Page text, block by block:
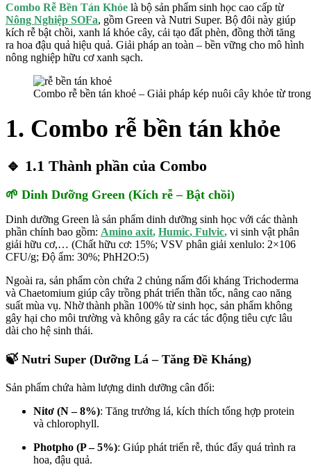
Combo Rễ Bền Tán Khỏe là bộ sản phẩm sinh học cao cấp từ
Nông Nghiệp SOFa, gồm Green và Nutri Super. Bộ đôi này giúp
kích rễ bật chồi, xanh lá khỏe cây, cải tạo đất phèn, đồng thời tăng
ra hoa đậu quả hiệu quả. Giải pháp an toàn – bền vững cho mô hình
nông nghiệp hữu cơ xanh sạch.
Combo rễ bền tán khoẻ – Giải pháp kép nuôi cây khỏe từ
1. Combo rễ bền tán khỏe
🔹 1.1 Thành phần của Combo
🌱 Dinh Dưỡng Green (Kích rễ – Bật chồi)
Dinh dưỡng Green là sản phẩm dinh dưỡng sinh học với các thành
phần chính bao gồm: Amino axit, Humic, Fulvic, vi sinh vật phân
giải hữu cơ,… (Chất hữu cơ: 15%; VSV phân giải xenlulo: 2×106
CFU/g; Độ ẩm: 30%; PhH2O:5)
Ngoài ra, sản phẩm còn chứa 2 chủng nấm đối kháng Trichoderma
và Chaetomium giúp cây trồng phát triển thần tốc, nâng cao năng
suất mùa vụ. Nhờ thành phần 100% từ sinh học, sản phẩm không
gây hại cho môi trường và không gây ra các tác động tiêu cực lâu
dài cho hệ sinh thái.
🍃 Nutri Super (Dưỡng Lá – Tăng Đề Kháng)
Sản phẩm chứa hàm lượng dinh dưỡng cân đối:
Nitơ (N – 8%): Tăng trưởng lá, kích thích tổng hợp protein
và chlorophyll.
Photpho (P – 5%): Giúp phát triển rễ, thúc đẩy quá trình ra
hoa, đậu quả.